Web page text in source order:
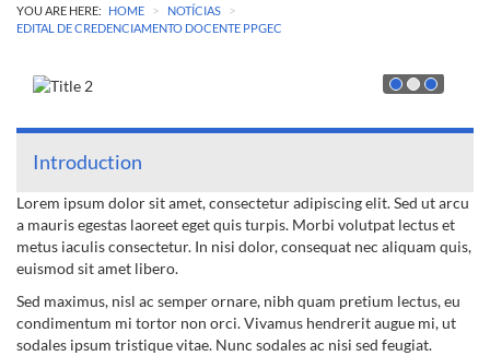
YOU ARE HERE: HOME > NOTÍCIAS >
EDITAL DE CREDENCIAMENTO DOCENTE PPGEC
Introduction
Lorem ipsum dolor sit amet, consectetur adipiscing elit. Sed ut arcu
a mauris egestas laoreet eget quis turpis. Morbi volutpat lectus et
metus iaculis consectetur. In nisi dolor, consequat nec aliquam quis,
euismod sit amet libero.
Sed maximus, nisl ac semper ornare, nibh quam pretium lectus, eu
condimentum mi tortor non orci. Vivamus hendrerit augue mi, ut
sodales ipsum tristique vitae. Nunc sodales ac nisi sed feugiat.